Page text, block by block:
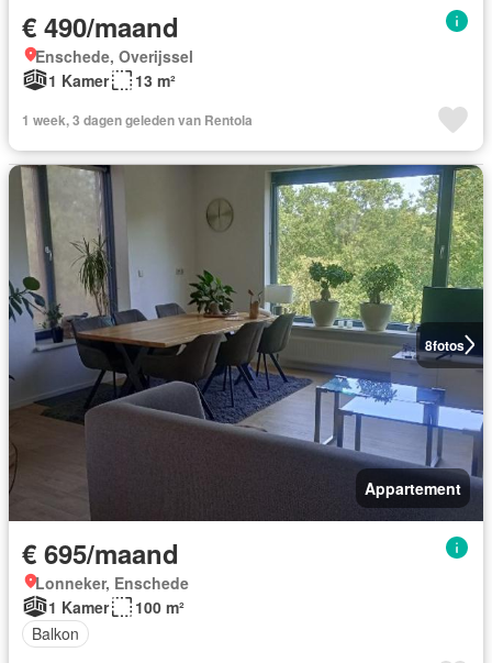
€ 490/maand
Enschede, Overijssel
1 Kamer
13 m²
1 week, 3 dagen geleden van Rentola
8fotos
Appartement
€ 695/maand
Lonneker, Enschede
1 Kamer
100 m²
Balkon